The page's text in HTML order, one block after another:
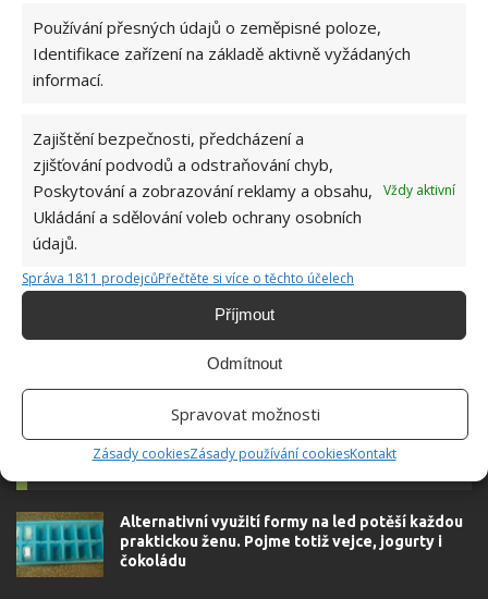
Používání přesných údajů o zeměpisné poloze,
Identifikace zařízení na základě aktivně vyžádaných
informací.
Zajištění bezpečnosti, předcházení a
zjišťování podvodů a odstraňování chyb,
Poskytování a zobrazování reklamy a obsahu,
Ukládání a sdělování voleb ochrany osobních
údajů.
Vždy aktivní
Správa 1811 prodejcůPřečtěte si více o těchto účelech
Příjmout
Odmítnout
Spravovat možnosti
Zásady cookiesZásady používání cookiesKontakt
Jiří Kolář
Absolvent České zemědělské
velkým kutilem. V podstatě vše, co je
možné najít v j...[Více o autorovi]
Alternativní využití formy na led potěší každou
praktickou ženu. Pojme totiž vejce, jogurty i
čokoládu